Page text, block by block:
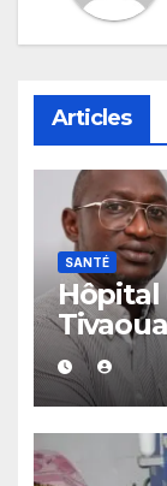
Articles
SANTÉ
Hôpital
Faye à
de